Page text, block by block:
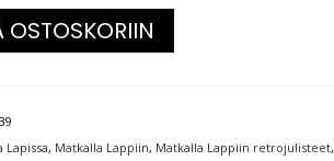
OSTOSKORIIN
Lapissa, Matkalla Lappiin, Matkalla Lappiin retrojulisteet,